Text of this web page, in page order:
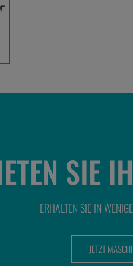
SIE
ERHALTEN SIE IN
JETZT